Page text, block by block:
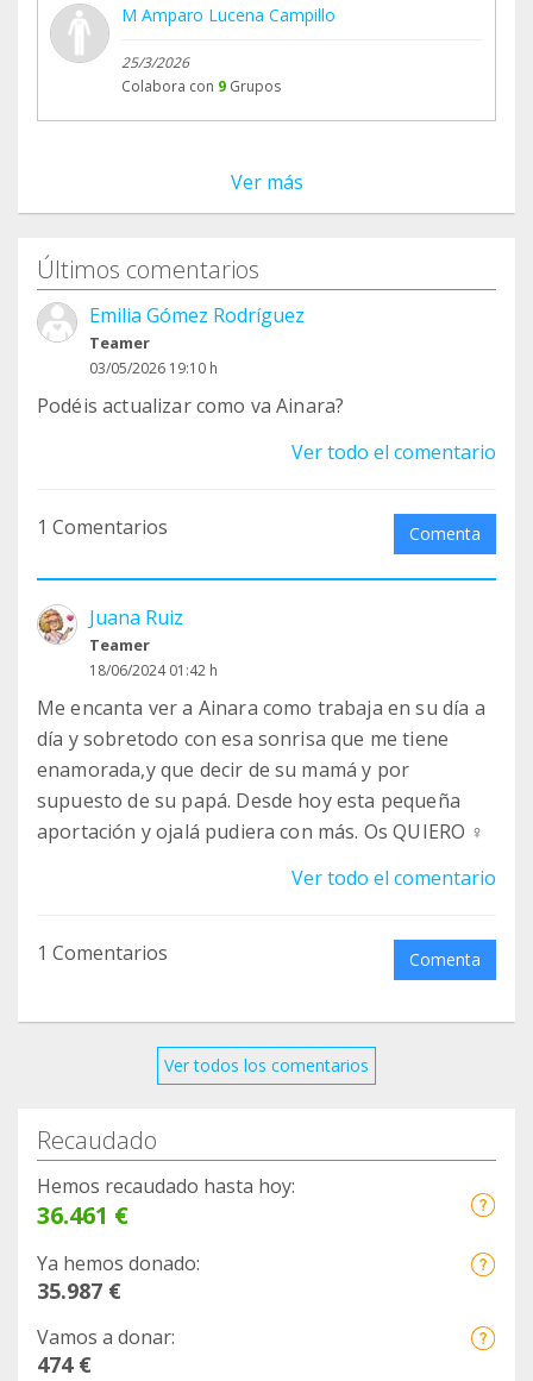
M Amparo Lucena Campillo
25/3/2026
Colabora con 9 Grupos
Ver más
Últimos comentarios
Emilia Gómez Rodríguez
Teamer
03/05/2026 19:10 h
Podéis actualizar como va Ainara?
Ver todo el comentario
1 Comentarios Comenta
Juana Ruiz
Teamer
18/06/2024 01:42 h
Me encanta ver a Ainara como trabaja en su día a
día y sobretodo con esa sonrisa que me tiene
enamorada,y que decir de su mamá y por
supuesto de su papá. Desde hoy esta pequeña
aportación y ojalá pudiera con más. Os QUIERO ‍♀️
Ver todo el comentario
1 Comentarios Comenta
Ver todos los comentarios
Recaudado
Hemos recaudado hasta hoy:
36.461 €
Ya hemos donado:
35.987 €
Vamos a donar:
474 €